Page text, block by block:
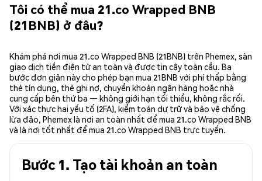
Tôi có thể mua 21.co Wrapped BNB
(21BNB) ở đâu?
Khám phá nơi mua 21.co Wrapped BNB (21BNB) trên Phemex, sàn
giao dịch tiền điện tử an toàn và được tin cậy toàn cầu. Ba
bước đơn giản này cho phép bạn mua 21BNB với phí thấp bằng
thẻ tín dụng, thẻ ghi nợ, chuyển khoản ngân hàng hoặc nhà
cung cấp bên thứ ba — không giới hạn tối thiểu, không rắc rối.
Với xác thực hai yếu tố (2FA), kiểm toán dự trữ và bảo vệ chống
lừa đảo, Phemex là nơi an toàn nhất để mua 21.co Wrapped BNB
và là nơi tốt nhất để mua 21.co Wrapped BNB trực tuyến.
Bước 1. Tạo tài khoản an toàn